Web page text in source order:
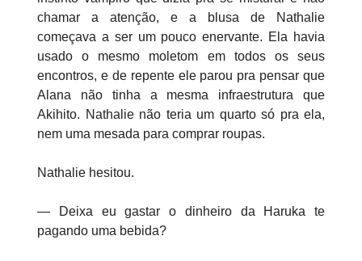
chamar a atenção, e a blusa de Nathalie
começava a ser um pouco enervante. Ela havia
usado o mesmo moletom em todos os seus
encontros, e de repente ele parou pra pensar que
Alana não tinha a mesma infraestrutura que
Akihito. Nathalie não teria um quarto só pra ela,
nem uma mesada para comprar roupas.
Nathalie hesitou.
— Deixa eu gastar o dinheiro da Haruka te
pagando uma bebida?